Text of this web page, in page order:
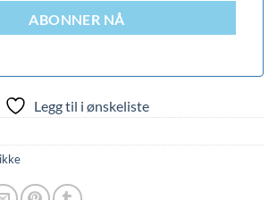
ABONNER NÅ
Legg til i ønskeliste